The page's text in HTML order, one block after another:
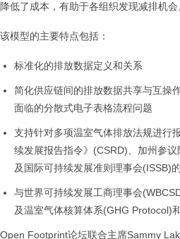
降低了成本，有助于各组织发现减排机会
该模型的主要特点包括：
标准化的排放数据定义和关系
简化供应链间的排放数据共享与互操
面临的分散式电子表格流程问题
支持针对多项温室气体排放法规进行
续发展报告指令》(CSRD)、加州参
及国际可持续发展准则理事会(ISSB)
与世界可持续发展工商理事会
及温室气体核算体系(GHG Protocol)
Open Footprint论坛联合主席Sammy